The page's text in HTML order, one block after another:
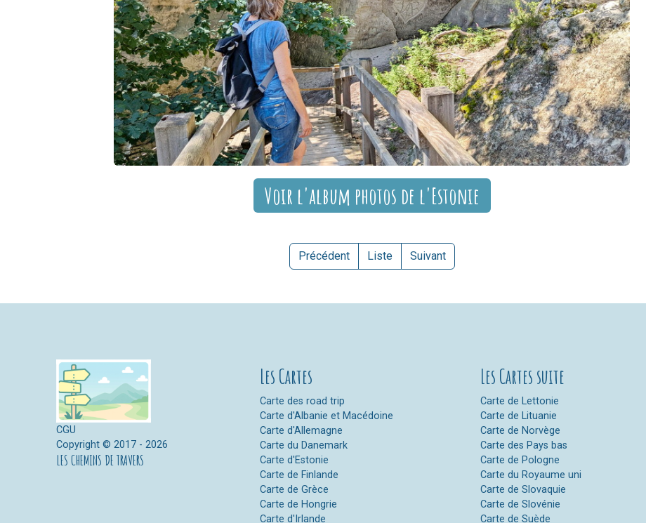
Voir l'album photos de l'Estonie
Précédent Liste Suivant
CGU
Copyright © 2017 - 2026
LES CHEMINS DE TRAVERS
Les Cartes
Carte des road trip
Carte d'Albanie et Macédoine
Carte d'Allemagne
Carte du Danemark
Carte d'Estonie
Carte de Finlande
Carte de Grèce
Carte de Hongrie
Carte d'Irlande
Les Cartes suite
Carte de Lettonie
Carte de Lituanie
Carte de Norvège
Carte des Pays bas
Carte de Pologne
Carte du Royaume uni
Carte de Slovaquie
Carte de Slovénie
Carte de Suède